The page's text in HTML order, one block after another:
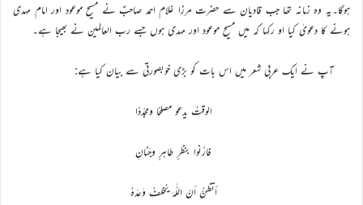
ہوگا۔یہ وہ زمانہ تھا جب قادیان سے حضرت مرزا غلام احمد صاحبؑ نے مسیح موعود اور امام مہدی
ہونے کا دعویٰ کیا او رکہا کہ میں مسیح موعود اور مہدی ہوں جسے رب العالمین نے بھیجا ہے۔
آپ نے ایک عربی شعر میں اس بات کو بڑی خوبصورتی سے بیان کیا ہے:
الوقتُ يدعو مصلحًا ومجدّدًا
فارْنوا بنَظرٍ طاهرٍ وجَنانِ
أتظنُّ أنّ اللّٰهَ يُخلفُ وَعدَهُ